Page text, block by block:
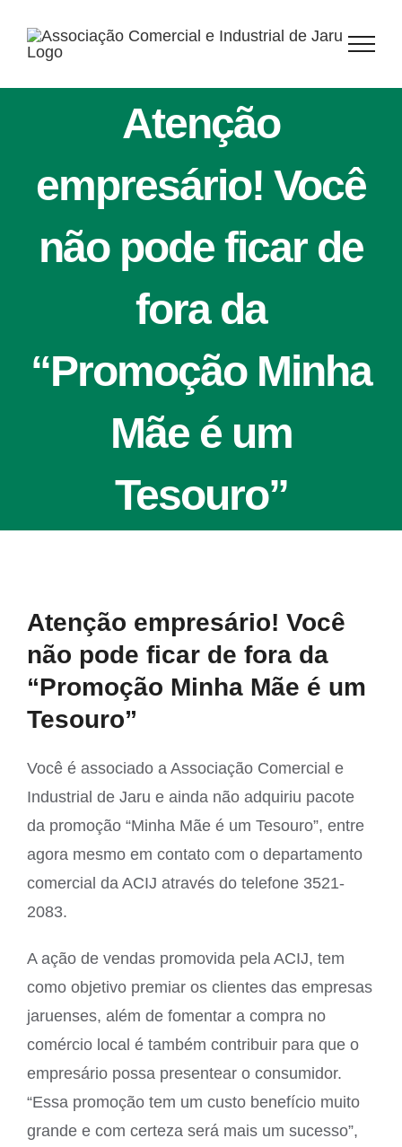
para
Atenção
empresário! Você
não pode ficar de
fora da
“Promoção Minha
Mãe é um
Tesouro”
Larger
Image
Atenção empresário! Você
não pode ficar de fora da
“Promoção Minha Mãe é um
Tesouro”
Você é associado a Associação Comercial e
Industrial de Jaru e ainda não adquiriu pacote
da promoção “Minha Mãe é um Tesouro”, entre
agora mesmo em contato com o departamento
comercial da ACIJ através do telefone 3521-
2083.
A ação de vendas promovida pela ACIJ, tem
como objetivo premiar os clientes das empresas
jaruenses, além de fomentar a compra no
comércio local é também contribuir para que o
empresário possa presentear o consumidor.
“Essa promoção tem um custo benefício muito
grande e com certeza será mais um sucesso”,